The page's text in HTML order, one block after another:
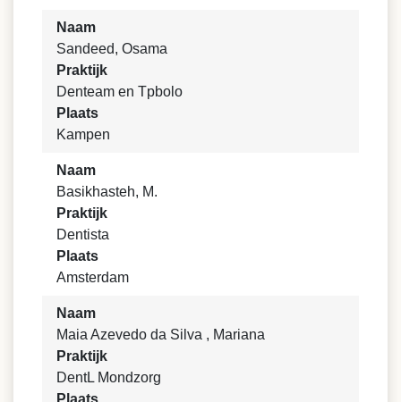
Naam
Sandeed, Osama
Praktijk
Denteam en Tpbolo
Plaats
Kampen
Naam
Basikhasteh, M.
Praktijk
Dentista
Plaats
Amsterdam
Naam
Maia Azevedo da Silva , Mariana
Praktijk
DentL Mondzorg
Plaats